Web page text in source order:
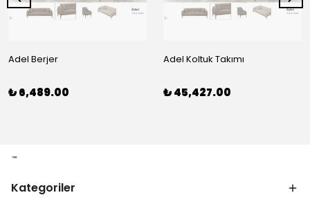
Adel Berjer
₺ 6,489.00
Adel Koltuk Takımı
₺ 45,427.00
Kategoriler